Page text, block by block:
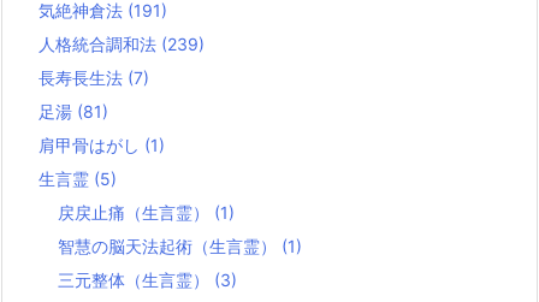
気絶神倉法 (191)
人格統合調和法 (239)
長寿長生法 (7)
足湯 (81)
肩甲骨はがし (1)
生言霊 (5)
戻戻止痛（生言霊） (1)
智慧の脳天法起術（生言霊） (1)
三元整体（生言霊） (3)